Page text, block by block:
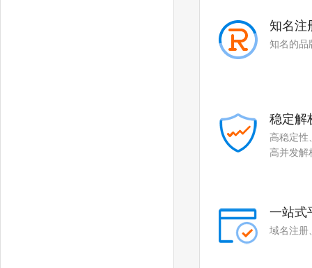
知名注
知名的品
稳定解
高稳定性
高并发解
一站式
域名注册